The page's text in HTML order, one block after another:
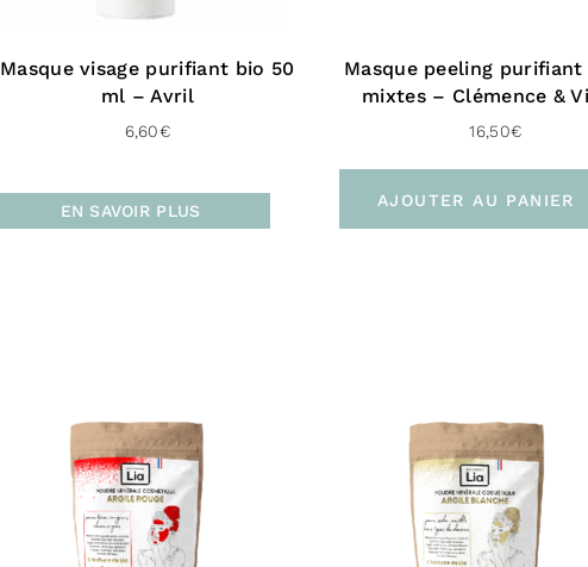
Masque visage purifiant bio 50
ml – Avril
6,60€
EN SAVOIR PLUS
Masque peeling purifiant
mixtes – Clémence &
16,50€
AJOUTER AU PANIER